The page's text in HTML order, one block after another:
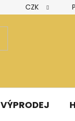
Hodnocení
CZK
VÝPRODEJ